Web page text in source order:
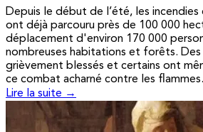
Depuis le début de l’été, les incendies
ont déjà parcouru près de 100 000
déplacement d'environ 170 000
nombreuses habitations et forêts.
grièvement blessés et certains ont
ce combat acharné contre les
Lire la suite →